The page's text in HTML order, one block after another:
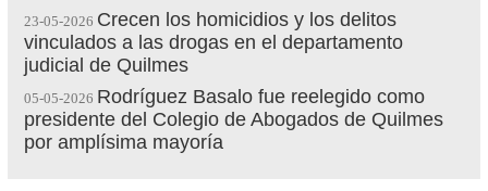
23-05-2026 Crecen los homicidios y los delitos
vinculados a las drogas en el departamento
judicial de Quilmes
05-05-2026 Rodríguez Basalo fue reelegido como
presidente del Colegio de Abogados de Quilmes
por amplísima mayoría